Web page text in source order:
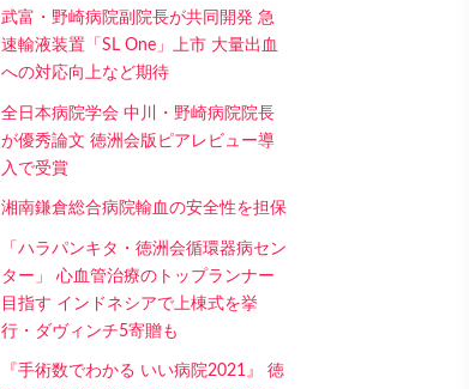
武富・野崎病院副院長が共同開発 急
速輸液装置「SL One」上市 大量出血
への対応向上など期待
全日本病院学会 中川・野崎病院院長
が優秀論文 徳洲会版ピアレビュー導
入で受賞
湘南鎌倉総合病院輸血の安全性を担保
「ハラパンキタ・徳洲会循環器病セン
ター」 心血管治療のトップランナー
目指す インドネシアで上棟式を挙
行・ダヴィンチ5寄贈も
『手術数でわかる いい病院2021』 徳